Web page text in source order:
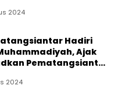
2024
Hadiri
Ajak
Pematangsiantar
2024